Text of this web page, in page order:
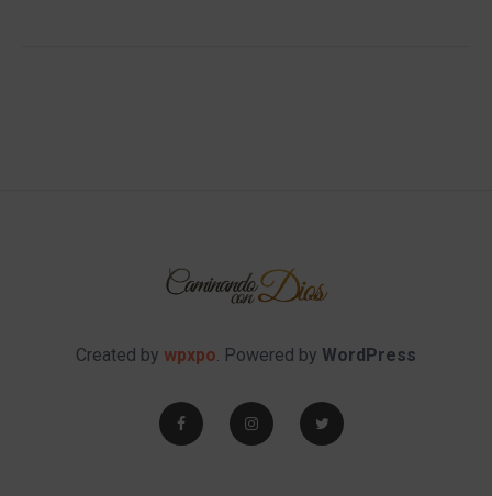
Created by wpxpo. Powered by WordPress